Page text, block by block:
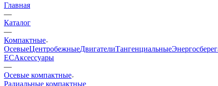
Главная
—
Каталог
—
Компактные
ОсевыеЦентробежныеДвигателиТангенциальные
ECАксессуары
—
Осевые компактные
Радиальные компактные